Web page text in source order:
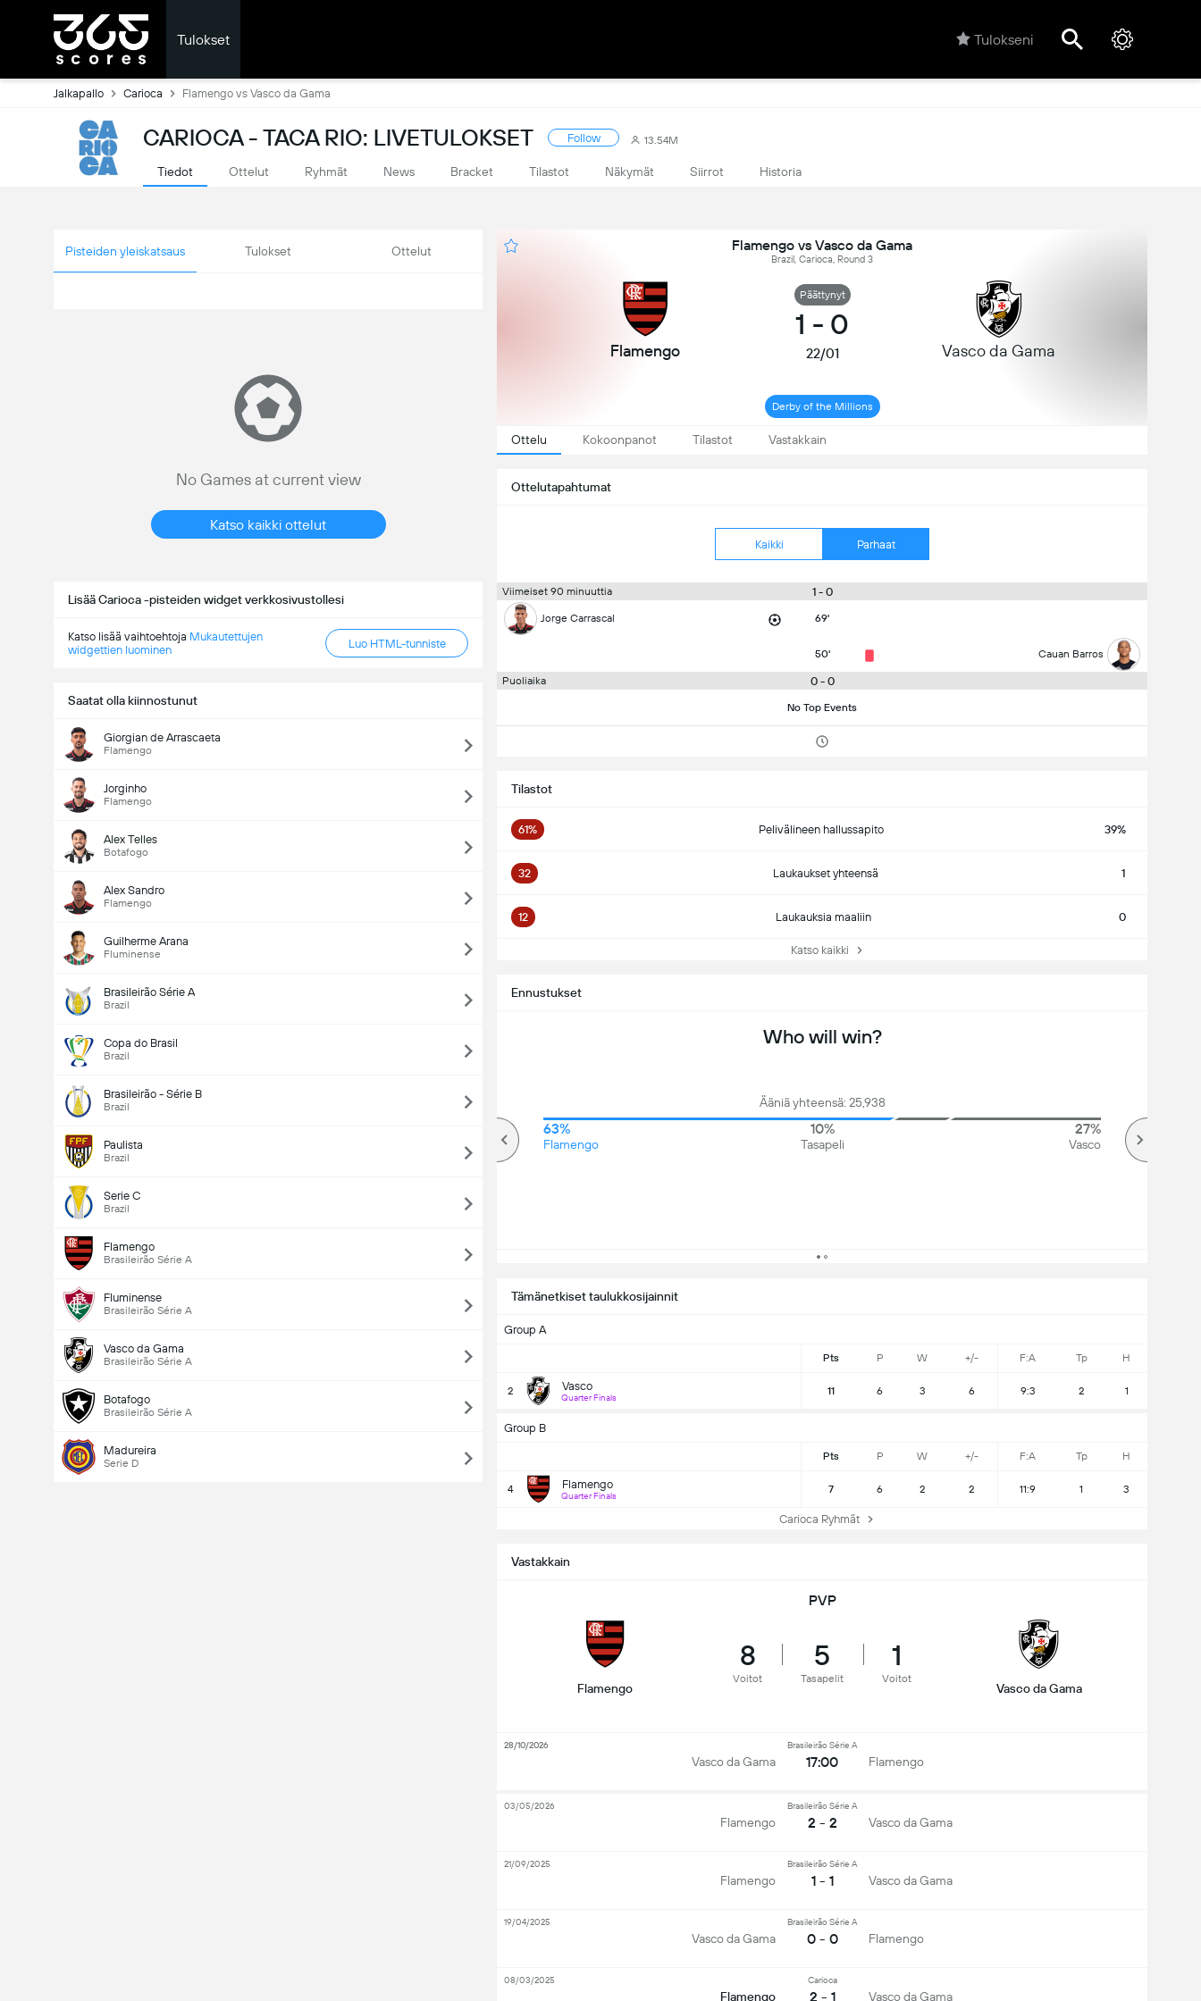
Tulokset Tulokseni
Jalkapallo Carioca Flamengo vs Vasco da Gama
CARIOCA - TACA RIO: LIVETULOKSET Follow 13.54M
Tiedot Ottelut Ryhmät News Bracket Tilastot Näkymät Siirrot Historia
Pisteiden yleiskatsaus Tulokset Ottelut
No Games at current view
Katso kaikki ottelut
Lisää Carioca -pisteiden widget verkkosivustollesi
Katso lisää vaihtoehtoja Mukautettujen
widgettien luominen
Luo HTML-tunniste
Saatat olla kiinnostunut
Giorgian de Arrascaeta
Flamengo
Jorginho
Flamengo
Alex Telles
Botafogo
Alex Sandro
Flamengo
Guilherme Arana
Fluminense
Brasileirão Série A
Brazil
Copa do Brasil
Brazil
Brasileirão - Série B
Brazil
Paulista
Brazil
Serie C
Brazil
Flamengo
Brasileirão Série A
Fluminense
Brasileirão Série A
Vasco da Gama
Brasileirão Série A
Botafogo
Brasileirão Série A
Madureira
Serie D
Flamengo vs Vasco da Gama
Brazil, Carioca, Round 3
Flamengo
Päättynyt
1 - 0
22/01 Vasco da Gama
Derby of the Millions
Ottelu Kokoonpanot Tilastot Vastakkain
Ottelutapahtumat
Kaikki Parhaat
Viimeiset 90 minuuttia 1 - 0
Jorge Carrascal 69'
50' Cauan Barros
Puoliaika 0 - 0
No Top Events
Tilastot
61% Pelivälineen hallussapito 39%
32 Laukaukset yhteensä 1
12 Laukauksia maaliin 0
Katso kaikki
Tämänetkiset taulukkosijainnit
Group A
Pts P W +/- F:A Tp H
2 Vasco
Quarter Finals
11 6 3 6 9:3 2 1
Group B
Pts P W +/- F:A Tp H
4 Flamengo
Quarter Finals
7 6 2 2 11:9 1 3
Carioca Ryhmät
Ennustukset
Who will win?
Ääniä yhteensä: 25,938
63%
Flamengo
10%
Tasapeli
27%
Vasco
Ottelussa maaleja yhteensä (2.5)
Ääniä yhteensä: 2,300
Vastakkain
PVP
Flamengo
8
Voitot
5
Tasapelit
1
Voitot
Vasco da Gama
Vasco da Gama
Brasileirão Série A
17:00 Flamengo
28/10/2026
Flamengo
Brasileirão Série A
2 - 2 Vasco da Gama
03/05/2026
Flamengo
Brasileirão Série A
1 - 1 Vasco da Gama
21/09/2025
Vasco da Gama
Brasileirão Série A
0 - 0 Flamengo
19/04/2025
Flamengo
Carioca
2 - 1 Vasco da Gama
08/03/2025